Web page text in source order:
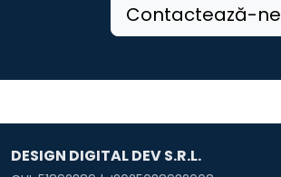
Contactează-ne
DESIGN DIGITAL DEV S.R.L.